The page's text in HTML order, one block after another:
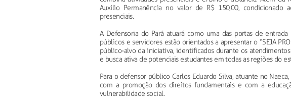
Auxílio Permanência no valor de R$ 150,00, condicionado
presenciais.
A Defensoria do Pará atuará como uma das portas de
públicos e servidores estão orientados a apresentar o “SEJA
público-alvo da iniciativa, identificados durante os
e busca ativa de potenciais estudantes em todas as regiões do
Para o defensor público Carlos Eduardo Silva, atuante no
com a promoção dos direitos fundamentais e com a
vulnerabilidade social.